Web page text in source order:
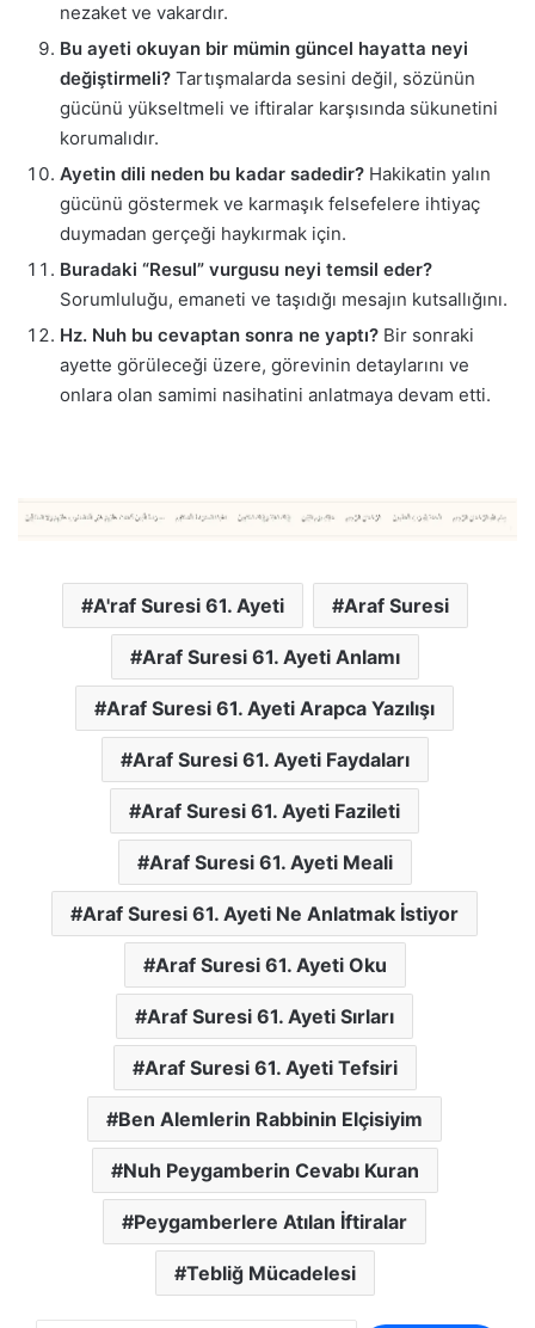
nezaket ve vakardır.
Bu ayeti okuyan bir mümin güncel hayatta neyi
değiştirmeli? Tartışmalarda sesini değil, sözünün
gücünü yükseltmeli ve iftiralar karşısında sükunetini
korumalıdır.
Ayetin dili neden bu kadar sadedir? Hakikatin yalın
gücünü göstermek ve karmaşık felsefelere ihtiyaç
duymadan gerçeği haykırmak için.
Buradaki “Resul” vurgusu neyi temsil eder?
Sorumluluğu, emaneti ve taşıdığı mesajın kutsallığını.
Hz. Nuh bu cevaptan sonra ne yaptı? Bir sonraki
ayette görüleceği üzere, görevinin detaylarını ve
onlara olan samimi nasihatini anlatmaya devam etti.
A'raf Suresi 61. Ayeti Araf Suresi
Araf Suresi 61. Ayeti Anlamı
Araf Suresi 61. Ayeti Arapca Yazılışı
Araf Suresi 61. Ayeti Faydaları
Araf Suresi 61. Ayeti Fazileti
Araf Suresi 61. Ayeti Meali
Araf Suresi 61. Ayeti Ne Anlatmak İstiyor
Araf Suresi 61. Ayeti Oku
Araf Suresi 61. Ayeti Sırları
Araf Suresi 61. Ayeti Tefsiri
Ben Alemlerin Rabbinin Elçisiyim
Nuh Peygamberin Cevabı Kuran
Peygamberlere Atılan İftiralar
Tebliğ Mücadelesi